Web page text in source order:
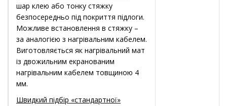
шар клею або тонку стяжку
безпосередньо під покриття підлоги.
Можливе встановлення в стяжку –
за аналогією з нагрівальним кабелем.
Виготовляється як нагрівальний мат
із двожильним екранованим
нагрівальним кабелем товщиною 4
мм.
Швидкий підбір «стандартної»